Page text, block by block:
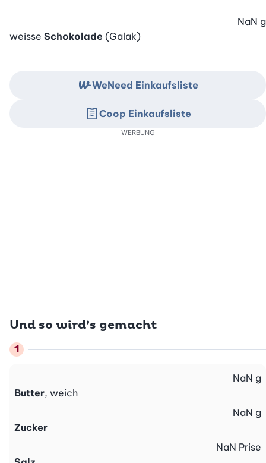
weisse Schokolade (Galak)
NaN g
Und so wird’s gemacht
Butter, weich
NaN g
Zucker
NaN g
NaN Prise
WeNeed Einkaufsliste
Coop Einkaufsliste
WERBUNG